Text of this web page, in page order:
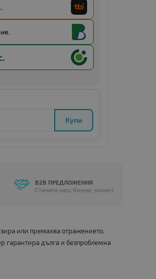
€12.95
Купи
B2B ПРЕДЛОЖЕНИЯ
Станете наш бизнес клиент
или премахва отражението.
гарантира дълга и безпроблемна